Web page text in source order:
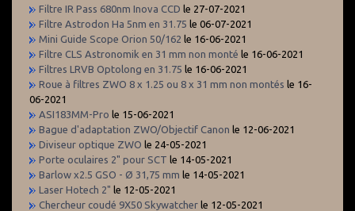
Filtre IR Pass 680nm Inova CCD le 27-07-2021
Filtre Astrodon Ha 5nm en 31.75 le 06-07-2021
Mini Guide Scope Orion 50/162 le 16-06-2021
Filtre CLS Astronomik en 31 mm non monté le 16-06-2021
Filtres LRVB Optolong en 31.75 le 16-06-2021
Roue à filtres ZWO 8 x 1.25 ou 8 x 31 mm non montés le 16-
06-2021
ASI183MM-Pro le 15-06-2021
Bague d'adaptation ZWO/Objectif Canon le 12-06-2021
Diviseur optique ZWO le 24-05-2021
Porte oculaires 2" pour SCT le 14-05-2021
Barlow x2.5 GSO - Ø 31,75 mm le 14-05-2021
Laser Hotech 2" le 12-05-2021
Chercheur coudé 9X50 Skywatcher le 12-05-2021